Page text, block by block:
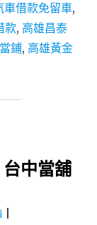
：
車借款免留車,
款, 高雄昌泰
鋪, 高雄黃金
中當舖
|